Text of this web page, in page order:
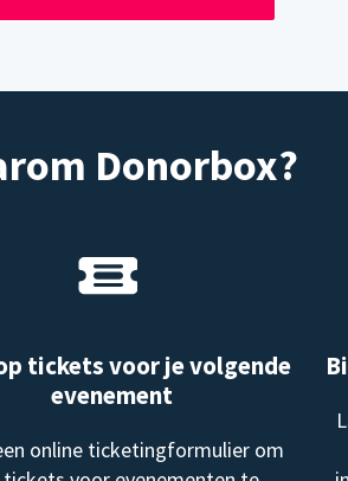
Donorbox?
tickets voor je volgende
evenement
online ticketingformulier om